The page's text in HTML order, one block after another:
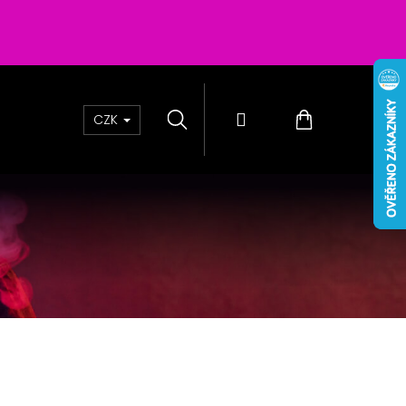
CZK Hledat PřihlášeníNákupní